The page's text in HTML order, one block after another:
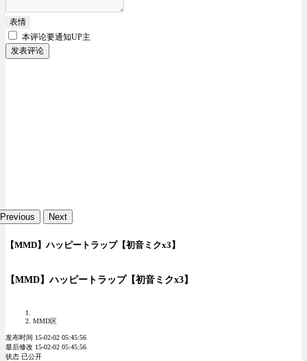
表情
本评论要通知UP主
发表评论
Previous Next
【MMD】ハッピートラップ【初音ミクx3】
【MMD】ハッピートラップ【初音ミクx3】
MMD区
发布时间 15-02-02 05:45:56
最后修改 15-02-02 05:45:56
状态 已公开